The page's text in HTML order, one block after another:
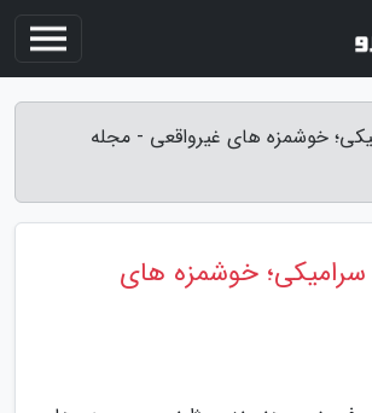
خوشمزه های غیرواقعی - مجله
خوشمزه های